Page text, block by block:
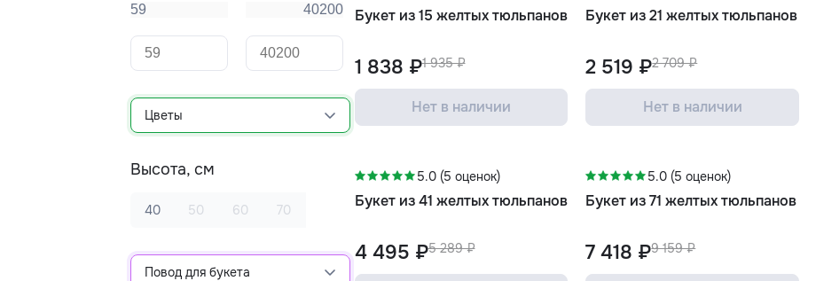
Цветы
Высота, см
40 50 60 70
Повод для букета
Букет из 15 желтых тюльпанов
1 935 ₽
1 838 ₽
Нет в наличии
Букет из 21 желтых тюльпанов
2 709 ₽
2 519 ₽
Нет в наличии
5.0 (5 оценок)
Букет из 41 желтых тюльпанов
5 289 ₽
4 495 ₽
5.0 (5 оценок)
Букет из 71 желтых тюльпанов
9 159 ₽
7 418 ₽